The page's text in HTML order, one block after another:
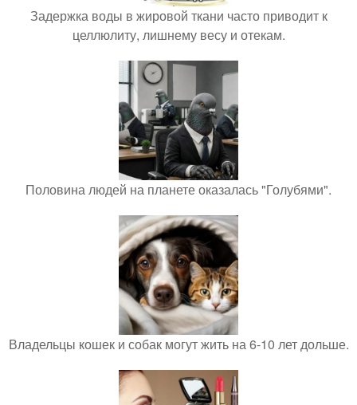
Задержка воды в жировой ткани часто приводит к
целлюлиту, лишнему весу и отекам.
Половина людей на планете оказалась "Голубями".
Владельцы кошек и собак могут жить на 6-10 лет дольше.